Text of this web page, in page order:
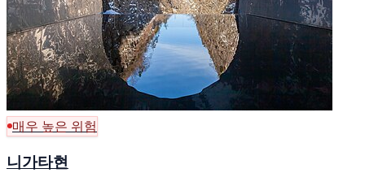
매우 높은 위험
니가타현